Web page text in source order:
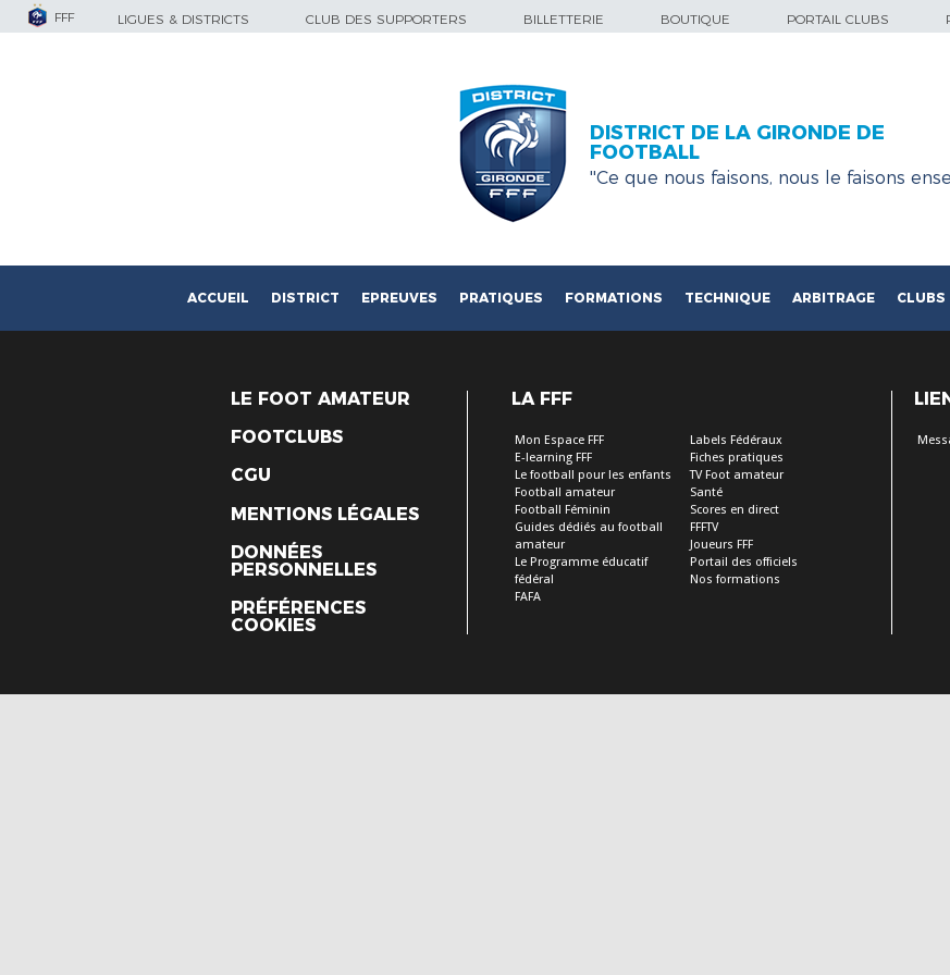
FFF LIGUES & DISTRICTS CLUB DES SUPPORTERS BILLETTERIE BOUTIQUE PORTAIL CLUBS
DISTRICT DE LA GIRONDE DE
FOOTBALL
''Ce que nous faisons, nous le faisons
ACCUEIL DISTRICT EPREUVES PRATIQUES FORMATIONS TECHNIQUE ARBITRAGE CLUBS
LE FOOT AMATEUR
FOOTCLUBS
CGU
MENTIONS LÉGALES
DONNÉES
PERSONNELLES
PRÉFÉRENCES
COOKIES
LA FFF
Mon Espace FFF
E-learning FFF
Le football pour les enfants
Football amateur
Football Féminin
Guides dédiés au football
amateur
Le Programme éducatif
fédéral
FAFA
Labels Fédéraux
Fiches pratiques
TV Foot amateur
Santé
Scores en direct
FFFTV
Joueurs FFF
Portail des officiels
Nos formations